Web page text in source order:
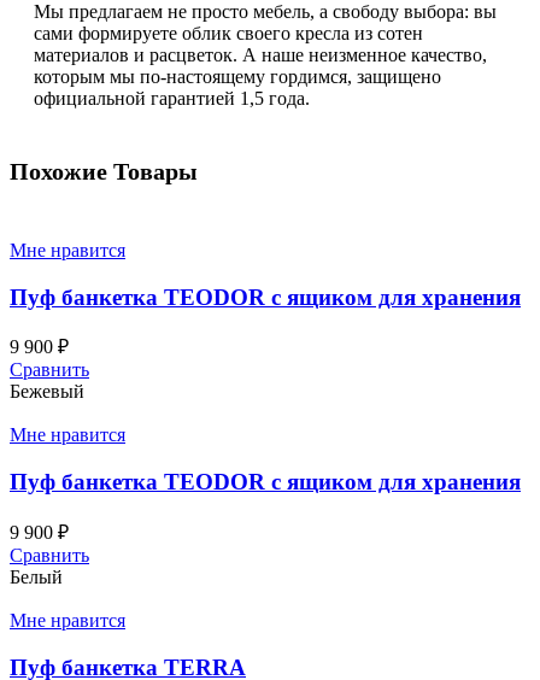
Мы предлагаем не просто мебель, а свободу выбора: вы
сами формируете облик своего кресла из сотен
материалов и расцветок. А наше неизменное качество,
которым мы по-настоящему гордимся, защищено
официальной гарантией 1,5 года.
Похожие Товары
Мне нравится
Пуф банкетка TEODOR с ящиком для хранения
9 900 ₽
Сравнить
Бежевый
Мне нравится
Пуф банкетка TEODOR с ящиком для хранения
9 900 ₽
Сравнить
Белый
Мне нравится
Пуф банкетка TERRA